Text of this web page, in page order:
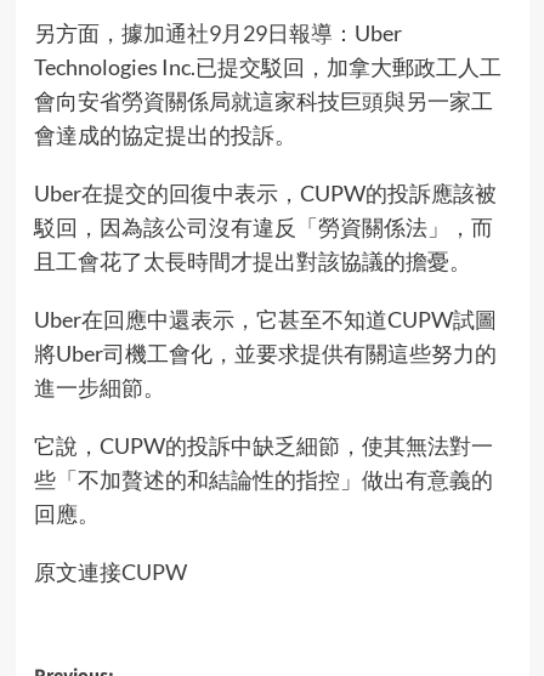
另方面， 據加通社9月29日報導 ：Uber
Technologies Inc.已提交駁回，加拿大郵政工人工
會向安省勞資關係局就這家科技巨頭與另一家工
會達成的協定提出的投訴。
Uber在提交的回復中表示，CUPW的投訴應該被
駁回，因為該公司沒有違反「勞資關係法」，而
且工會花了太長時間才提出對該協議的擔憂。
Uber在回應中還表示，它甚至不知道CUPW試圖
將Uber司機工會化，並要求提供有關這些努力的
進一步細節。
它說，CUPW的投訴中缺乏細節，使其無法對一
些「不加贅述的和結論性的指控」做出有意義的
回應。
原文連接CUPW